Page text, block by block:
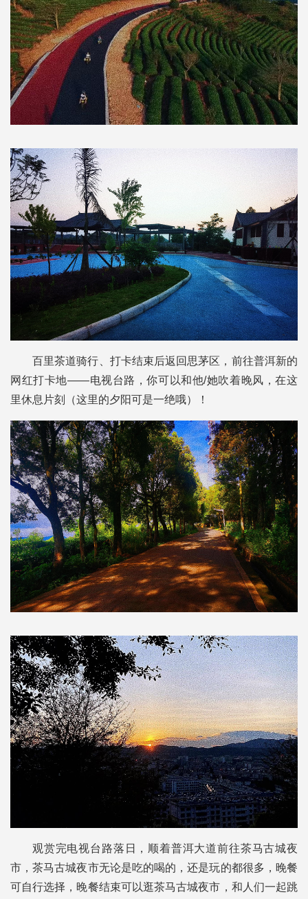
百里茶道骑行、打卡结束后返回思茅区，前往普洱新的
网红打卡地——电视台路，你可以和他/她吹着晚风，在这
里休息片刻（这里的夕阳可是一绝哦）！
观赏完电视台路落日，顺着普洱大道前往茶马古城夜
市，茶马古城夜市无论是吃的喝的，还是玩的都很多，晚餐
可自行选择，晚餐结束可以逛茶马古城夜市，和人们一起跳